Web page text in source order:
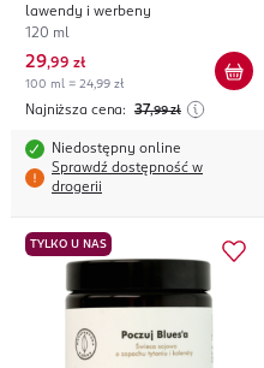
lawendy i werbeny
120 ml
29,99 zł
100 ml = 24,99 zł
Najniższa cena: 37,99 zł
Niedostępny online
Sprawdź dostępność w
drogerii
TYLKO U NAS